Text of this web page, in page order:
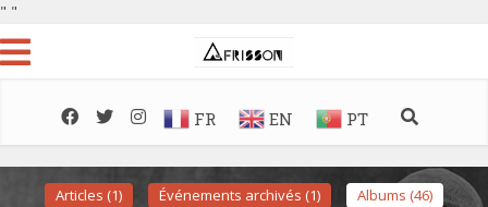
" "
FR EN PT
Articles (1) Événements archivés (1) Albums (46)